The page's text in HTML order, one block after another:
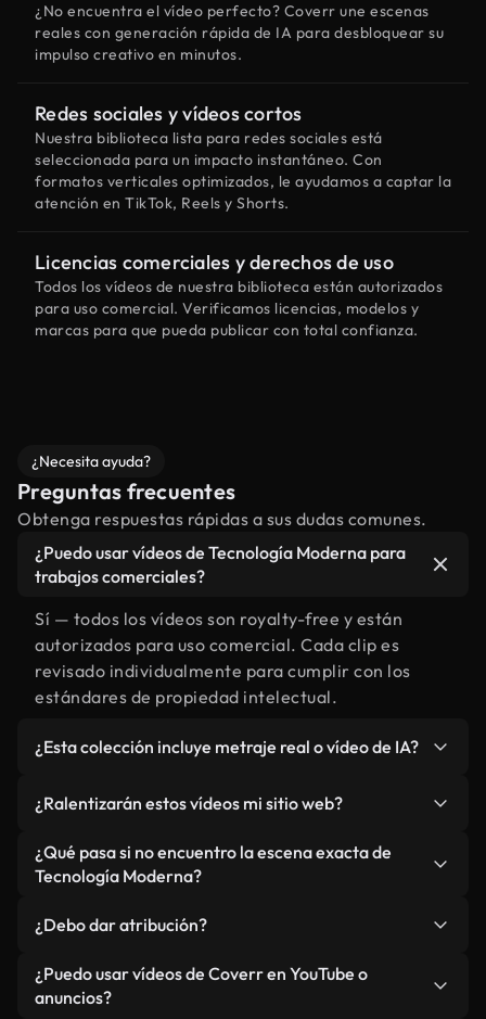
¿No encuentra el vídeo perfecto? Coverr une escenas
reales con generación rápida de IA para desbloquear su
impulso creativo en minutos.
Redes sociales y vídeos cortos
Nuestra biblioteca lista para redes sociales está
seleccionada para un impacto instantáneo. Con
formatos verticales optimizados, le ayudamos a captar la
atención en TikTok, Reels y Shorts.
Licencias comerciales y derechos de uso
Todos los vídeos de nuestra biblioteca están autorizados
para uso comercial. Verificamos licencias, modelos y
marcas para que pueda publicar con total confianza.
¿Necesita ayuda?
Preguntas frecuentes
Obtenga respuestas rápidas a sus dudas comunes.
¿Puedo usar vídeos de Tecnología Moderna para
trabajos comerciales?
Sí — todos los vídeos son royalty-free y están
autorizados para uso comercial. Cada clip es
revisado individualmente para cumplir con los
estándares de propiedad intelectual.
¿Esta colección incluye metraje real o vídeo de IA?
relacionado con Tecnología Moderna y vídeos
generados por IA. Todo está claramente
etiquetado.
¿Ralentizarán estos vídeos mi sitio web?
No si selecciona nuestras versiones optimizadas
para web, diseñadas específicamente para uso de
métricas como LCP.
¿Qué pasa si no encuentro la escena exacta de
Tecnología Moderna?
Studio. Describe la escena, como "Tecnología
Moderna al atardecer", y la IA la generará en
segundos conforme a nuestros estándares.
¿Debo dar atribución?
No es necesario. Todos los vídeos en nuestra
biblioteca son royalty-free, aunque siempre se
¿Puedo usar vídeos de Coverr en YouTube o
anuncios?